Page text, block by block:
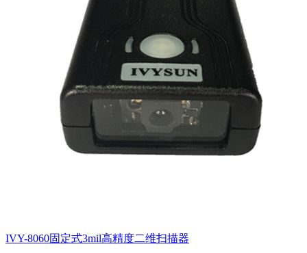
IVY-8060固定式3mil高精度二维扫描器